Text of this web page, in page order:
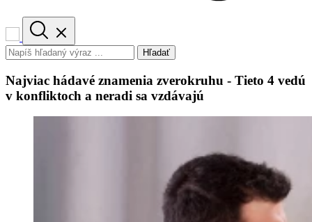
Hľadať
Najviac hádavé znamenia zverokruhu - Tieto 4 vedú
v konfliktoch a neradi sa vzdávajú